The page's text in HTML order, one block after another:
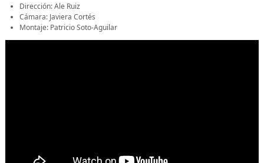
Dirección: Ale Ruiz
Cámara: Javiera Cortés
Montaje: Patricio Soto-Aguilar